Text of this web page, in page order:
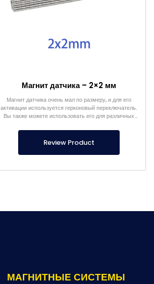
Магнит датчика – 2×2 мм
Магнит датчика очень мал по размеру, и для его
активации используется герконовый переключатель.
Вы также можете использовать его для различных
Review Product
МАГНИТНЫЕ СИСТЕМЫ